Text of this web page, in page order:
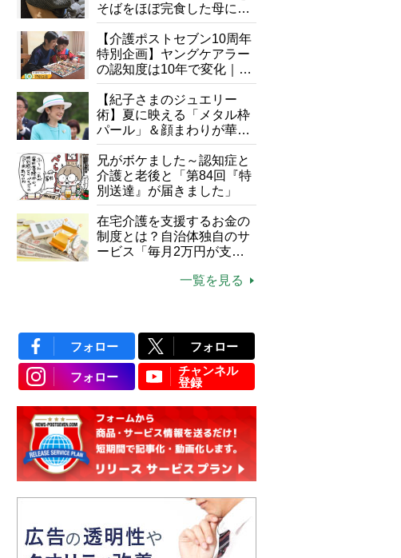
「大画面＆あんしんフラッシュランプ搭載 防犯電話機JD-AT90CL」1万6000
663-700）
そばをほぼ完食した母に息
子が血の気が引いた理由
【介護ポストセブン10周年
特別企画】ヤングケアラー
の認知度は10年で変化｜流
行語大賞にノミネート、法
律にも明記されたが果たし
て現在は？
【紀子さまのジュエリー
術】夏に映える「メタル枠
パール」＆顔まわりが華や
ぐ「揺れる一粒」の使い分
け方
兄がボケました～認知症と
介護と老後と「第84回『特
別送達』が届きました」
在宅介護を支援するお金の
制度とは？自治体独自のサ
ービス「毎月2万円が支給
一覧を見る
フォロー フォロー
フォロー
チャンネル
登録